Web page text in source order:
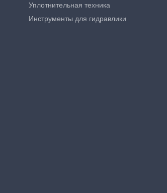
Уплотнительная техника
Инструменты для гидравлики